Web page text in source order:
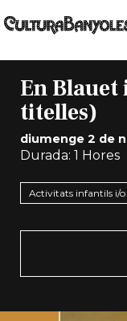
En Blauet
titelles)
diumenge 2 de
Durada: 1 Hores
Activitats infantils i/